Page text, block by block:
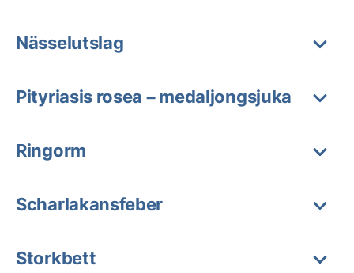
Nässelutslag
Pityriasis rosea – medaljongsjuka
Ringorm
Scharlakansfeber
Storkbett